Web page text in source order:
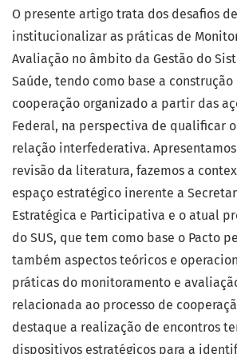
O presente artigo trata dos desafios
institucionalizar as práticas de
Avaliação no âmbito da Gestão do
Saúde, tendo como base a construção
cooperação organizado a partir das
Federal, na perspectiva de qualificar
relação interfederativa.
revisão da literatura, fazemos a
espaço estratégico inerente a
Estratégica e Participativa e o atual
do SUS, que tem como base o Pacto
também aspectos teóricos e
práticas do monitoramento e
relacionada ao processo de
destaque a realização de encontros
dispositivos estratégicos para a